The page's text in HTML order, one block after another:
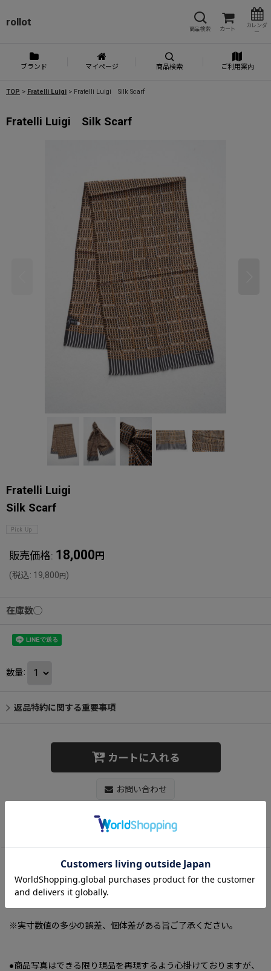
rollot
商品検索 カート
カレンダ
ー
ブランド マイページ 商品検索 ご利用案内
TOP > Fratelli Luigi > Fratelli Luigi Silk Scarf
Fratelli Luigi Silk Scarf
Fratelli Luigi
Silk Scarf
販売価格: 18,000 円
(税込: 19,800円)
在庫数◯
数量:
返品特約に関する重要事項
カートに入れる
お問い合わせ
《ORIGIN》 Italy
《SIZE》・Free 約115cm x 約31cm
※実寸数値の多少の誤差、個体差がある旨ご了承ください。
●商品写真はできる限り現品を再現するよう心掛けておりますが、